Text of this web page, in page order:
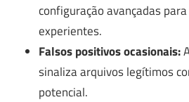
configuração avançadas
experientes.
Falsos positivos ocasionais:
sinaliza arquivos legítimos
potencial.